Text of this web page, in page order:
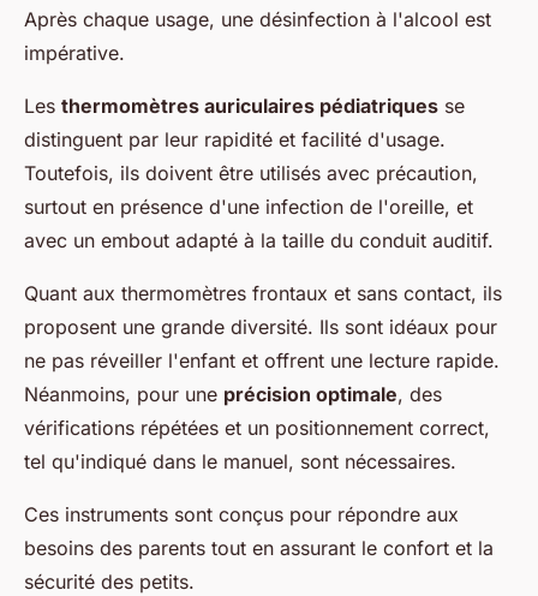
Après chaque usage, une désinfection à l'alcool est
impérative.
Les thermomètres auriculaires pédiatriques se
distinguent par leur rapidité et facilité d'usage.
Toutefois, ils doivent être utilisés avec précaution,
surtout en présence d'une infection de l'oreille, et
avec un embout adapté à la taille du conduit auditif.
Quant aux thermomètres frontaux et sans contact, ils
proposent une grande diversité. Ils sont idéaux pour
ne pas réveiller l'enfant et offrent une lecture rapide.
Néanmoins, pour une précision optimale, des
vérifications répétées et un positionnement correct,
tel qu'indiqué dans le manuel, sont nécessaires.
Ces instruments sont conçus pour répondre aux
besoins des parents tout en assurant le confort et la
sécurité des petits.